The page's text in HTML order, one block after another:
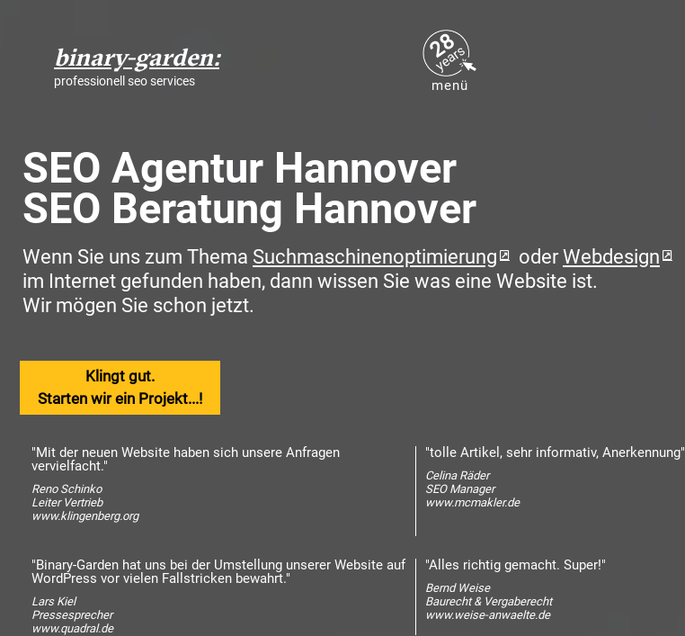
binary-garden:
professionell seo services
28
years
menü
SEO Agentur Hannover
SEO Beratung Hannover
Wenn Sie uns zum Thema Such­maschinen­optimierung oderWebdesign
im Internet gefunden haben, dann wissen Sie was eine Website ist.
Wir mögen Sie schon jetzt.
Klingt gut.
Starten wir ein Projekt...!
"Mit der neuen Website haben sich unsere Anfragen
vervielfacht."
Reno Schinko
Leiter Vertrieb
www.klingenberg.org
"tolle Artikel, sehr informativ, Anerkennung"
Celina Räder
SEO Manager
www.mcmakler.de
"Binary-Garden hat uns bei der Umstellung unserer Website auf
WordPress vor vielen Fallstricken bewahrt."
Lars Kiel
Pressesprecher
www.quadral.de
"Alles richtig gemacht. Super!"
Bernd Weise
Baurecht & Vergaberecht
www.weise-anwaelte.de